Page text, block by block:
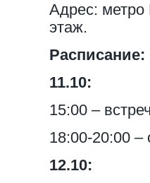
Адрес: метро
этаж.
Расписание:
11.10:
15:00 –
18:00-20:00 –
12.10: